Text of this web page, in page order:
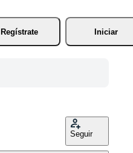
Regístrate
Iniciar
Seguir